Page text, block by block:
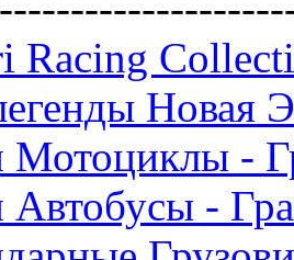
Racing
Новая
-
-